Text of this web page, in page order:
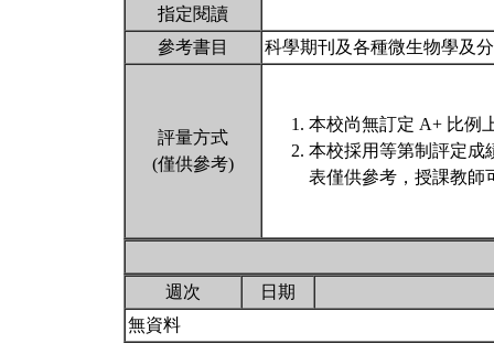
指定閱讀
參考書目
科學期刊及各種微生物學及
評量方式
(僅供參考)
本校尚無訂定 A+ 比例
本校採用等第制評定成
表僅供參考，授課教師
週次
日期
無資料